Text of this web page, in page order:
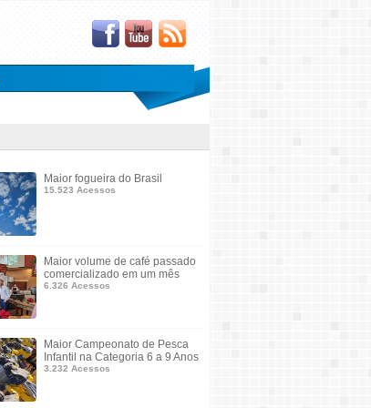
Maior fogueira do Brasil
15.523 Acessos
Maior volume de café passado
comercializado em um mês
6.326 Acessos
Maior Campeonato de Pesca
Infantil na Categoria 6 a 9 Anos
3.232 Acessos